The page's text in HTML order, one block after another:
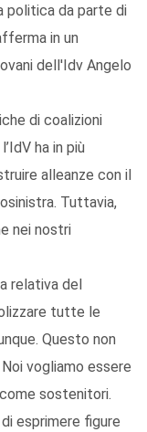
politica da parte di
in un
dell'Idv Angelo
di coalizioni
ha in più
alleanze con il
Tuttavia,
nei nostri
relativa del
tutte le
Questo non
vogliamo essere
sostenitori.
esprimere figure